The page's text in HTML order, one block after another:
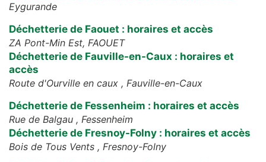
Eygurande
Déchetterie de Faouet : horaires et accès
ZA Pont-Min Est, FAOUET
Déchetterie de Fauville-en-Caux : horaires et
accès
Route d'Ourville en caux , Fauville-en-Caux
Déchetterie de Fessenheim : horaires et accès
Rue de Balgau , Fessenheim
Déchetterie de Fresnoy-Folny : horaires et accès
Bois de Tous Vents , Fresnoy-Folny